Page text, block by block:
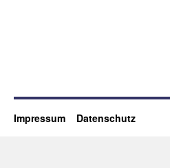
Impressum Datenschutz